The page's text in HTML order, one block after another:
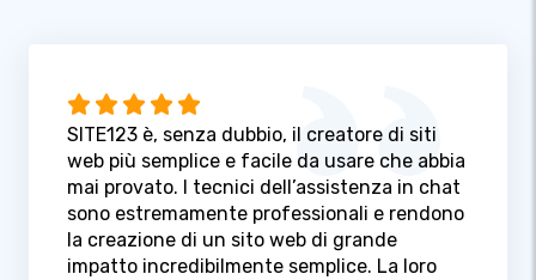
SITE123 è, senza dubbio, il creatore di siti
web più semplice e facile da usare che abbia
mai provato. I tecnici dell’assistenza in chat
sono estremamente professionali e rendono
la creazione di un sito web di grande
impatto incredibilmente semplice. La loro